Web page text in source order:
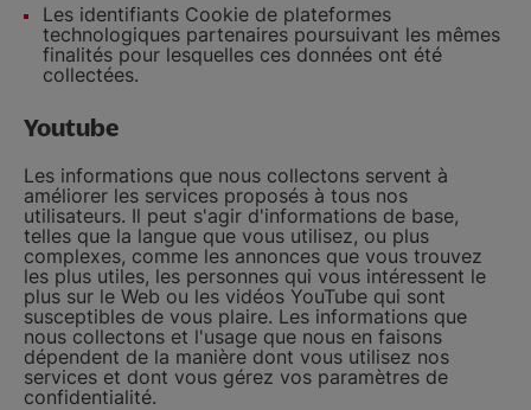
Les identifiants Cookie de plateformes
technologiques partenaires poursuivant les mêmes
finalités pour lesquelles ces données ont été
collectées.
Youtube
Les informations que nous collectons servent à
améliorer les services proposés à tous nos
utilisateurs. Il peut s'agir d'informations de base,
telles que la langue que vous utilisez, ou plus
complexes, comme les annonces que vous trouvez
les plus utiles, les personnes qui vous intéressent le
plus sur le Web ou les vidéos YouTube qui sont
susceptibles de vous plaire. Les informations que
nous collectons et l'usage que nous en faisons
dépendent de la manière dont vous utilisez nos
services et dont vous gérez vos paramètres de
confidentialité.